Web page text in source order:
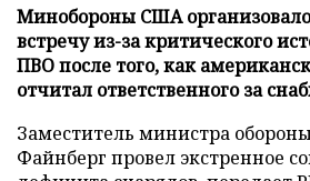
Минобороны США
встречу из-за критического
ПВО после того, как
отчитал ответственного за
Заместитель министра
Файнберг провел экстренное